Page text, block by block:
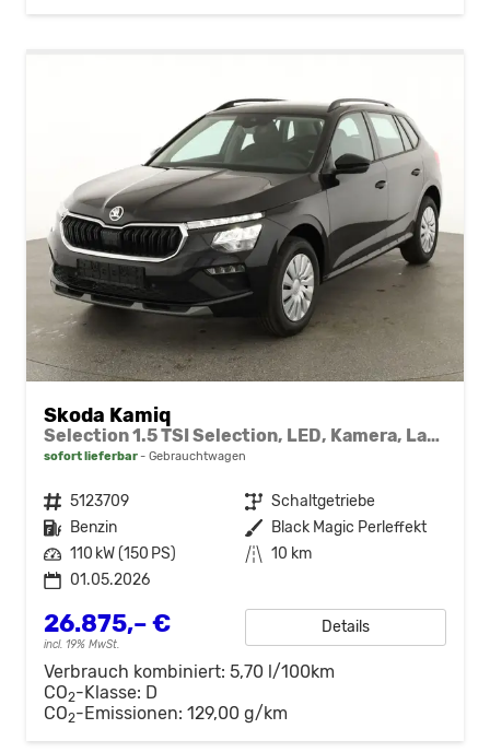
Skoda Kamiq
Selection 1.5 TSI Selection, LED, Kamera, Ladeboden, Winter
sofort lieferbar Gebrauchtwagen
Fahrzeugnr. 5123709 Getriebe Schaltgetriebe
Kraftstoff Benzin Außenfarbe Black Magic Perleffekt
Leistung 110 kW (150 PS) Kilometerstand 10 km
01.05.2026
26.875,– €
incl. 19% MwSt.
Details
Verbrauch kombiniert: 5,70 l/100km
CO2-Klasse: D
CO2-Emissionen: 129,00 g/km